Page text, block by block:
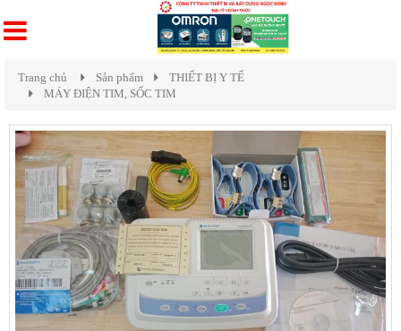
Trang chủ Sản phẩm
THIẾT BỊ Y TẾ
MÁY ĐIỆN TIM, SỐC TIM